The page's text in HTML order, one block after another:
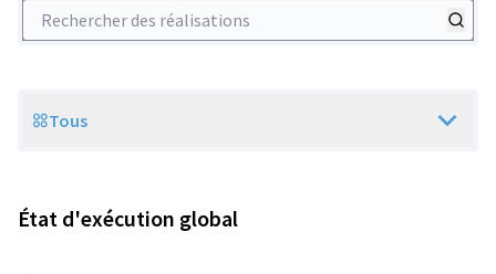
Rechercher des réalisations
Scope
Tous
État d'exécution global